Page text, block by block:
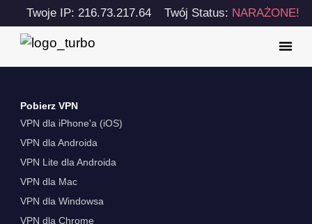
Twoje IP: 216.73.217.64 Twój Status: NARAŻONE!
Pobierz VPN
VPN dla iPhone'a (iOS)
VPN dla Androida
VPN Lite dla Androida
VPN dla Mac
VPN dla Windowsa
VPN dla Chrome